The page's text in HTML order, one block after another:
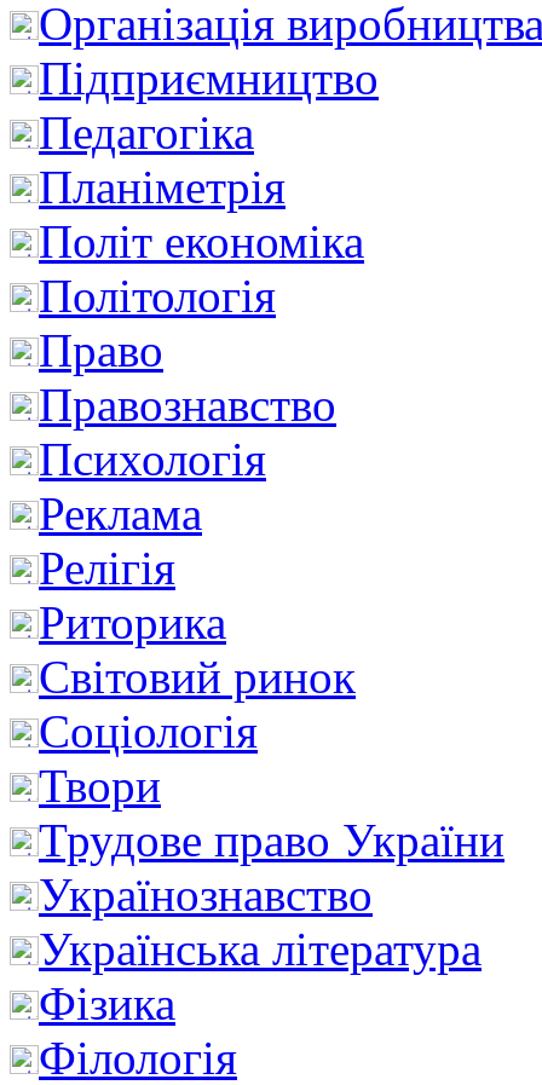
Організація
Підприємництво
Педагогіка
Планіметрія
Політ економіка
Політологія
Право
Правознавство
Психологія
Реклама
Релігія
Риторика
Світовий ринок
Соціологія
Твори
Трудове право України
Українознавство
Українська література
Фізика
Філологія